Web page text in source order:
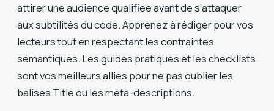
attirer une audience qualifiée avant de s’attaquer
aux subtilités du code. Apprenez à rédiger pour vos
lecteurs tout en respectant les contraintes
sémantiques. Les guides pratiques et les checklists
sont vos meilleurs alliés pour ne pas oublier les
balises Title ou les méta-descriptions.